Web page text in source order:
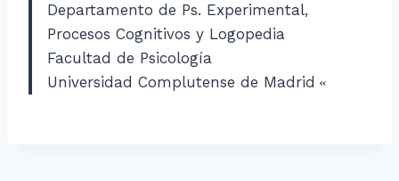
Departamento de Ps. Experimental,
Procesos Cognitivos y Logopedia
Facultad de Psicología
Universidad Complutense de Madrid «